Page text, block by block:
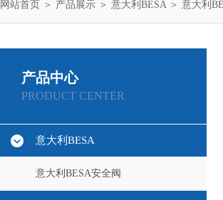
网站首页 ＞ 产品展示 ＞ 意大利BESA＞ 意大利
产品中心
PRODUCT CENTER
意大利BESA
意大利BESA安全阀